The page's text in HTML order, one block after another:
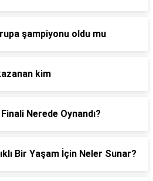
şampiyonu oldu mu
kim
Nerede Oynandı?
Bir Yaşam İçin Neler Sunar?